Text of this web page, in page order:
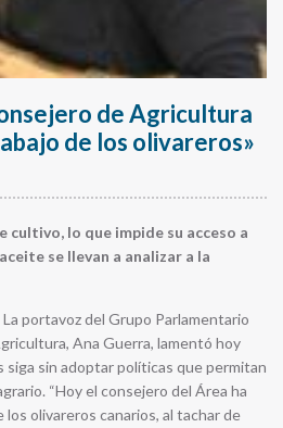
de Agricultura
de los olivareros»
cultivo, lo que impide su acceso a
se llevan a analizar a la
La portavoz del Grupo Parlamentario
Ana Guerra, lamentó hoy
siga sin adoptar políticas que permitan
“Hoy el consejero del Área ha
olivareros canarios, al tachar de